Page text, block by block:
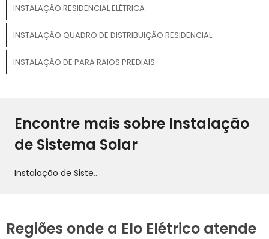
INSTALAÇÃO RESIDENCIAL ELÉTRICA
INSTALAÇÃO QUADRO DE DISTRIBUIÇÃO RESIDENCIAL
INSTALAÇÃO DE PARA RAIOS PREDIAIS
Encontre mais sobre Instalação
de Sistema Solar
Instalação de Sistema Solar
Regiões onde a Elo Elétrico atende